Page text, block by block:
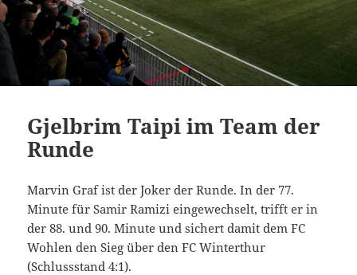
Gjelbrim Taipi im Team der
Runde
Marvin Graf ist der Joker der Runde. In der 77.
Minute für Samir Ramizi eingewechselt, trifft er in
der 88. und 90. Minute und sichert damit dem FC
Wohlen den Sieg über den FC Winterthur
(Schlussstand 4:1).